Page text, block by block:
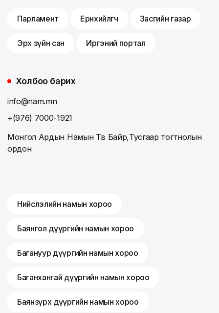
Парламент Ерөнхийлөгч Засгийн газар
Эрх зүйн сан Иргэний портал
Холбоо барих
info@nam.mn
+(976) 7000-1921
Монгол Ардын Намын Төв Байр,Тусгаар тогтнолын
ордон
Нийслэлийн намын хороо
Баянгол дүүргийн намын хороо
Багануур дүүргийн намын хороо
Баганхангай дүүргийн намын хороо
Баянзүрх дүүргийн намын хороо